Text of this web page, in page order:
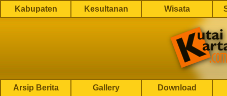
Kabupaten Kesultanan Wisata
Arsip Berita Gallery Download